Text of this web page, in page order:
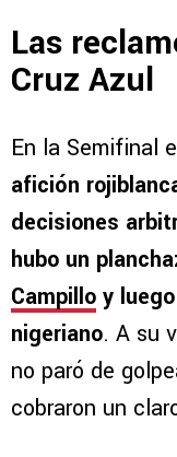
Las
Cruz Azul
En la Semifinal
afición
decisiones
hubo un
Campillo y
nigeriano. A su
no paró de
cobraron un